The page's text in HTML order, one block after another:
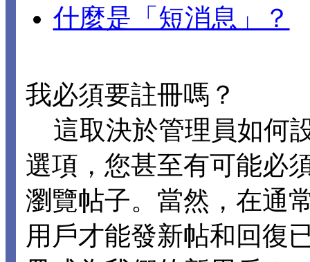
什麼是「短消息」？
我必須要註冊嗎？
這取決於管理員如何
選項，您甚至有可能必
瀏覽帖子。當然，在通
用戶才能發新帖和回復